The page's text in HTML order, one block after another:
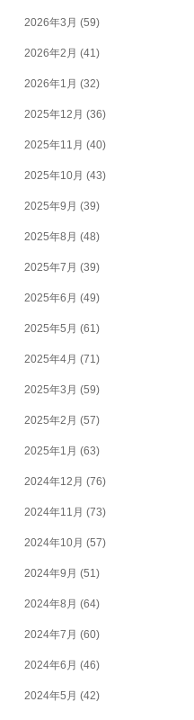
2026年3月 (59)
2026年2月 (41)
2026年1月 (32)
2025年12月 (36)
2025年11月 (40)
2025年10月 (43)
2025年9月 (39)
2025年8月 (48)
2025年7月 (39)
2025年6月 (49)
2025年5月 (61)
2025年4月 (71)
2025年3月 (59)
2025年2月 (57)
2025年1月 (63)
2024年12月 (76)
2024年11月 (73)
2024年10月 (57)
2024年9月 (51)
2024年8月 (64)
2024年7月 (60)
2024年6月 (46)
2024年5月 (42)